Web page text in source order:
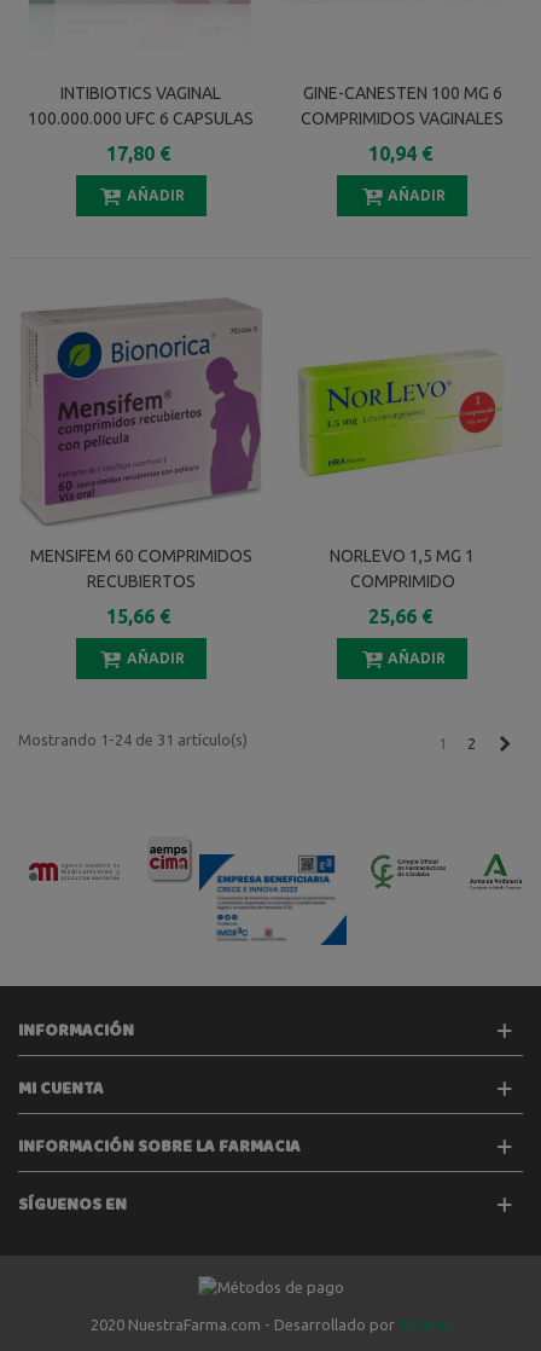
INTIBIOTICS VAGINAL
100.000.000 UFC 6 CAPSULAS
VAGINALES
17,80 €
AÑADIR
GINE-CANESTEN 100 MG 6
COMPRIMIDOS VAGINALES
10,94 €
AÑADIR
MENSIFEM 60 COMPRIMIDOS
RECUBIERTOS
15,66 €
AÑADIR
NORLEVO 1,5 MG 1
COMPRIMIDO
25,66 €
AÑADIR
Mostrando 1-24 de 31 artículo(s) 1 2
INFORMACIÓN
MI CUENTA
INFORMACIÓN SOBRE LA FARMACIA
SÍGUENOS EN
2020 NuestraFarma.com - Desarrollado por Tecinet